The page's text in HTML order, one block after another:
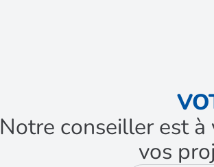
Notre conseiller est
vos